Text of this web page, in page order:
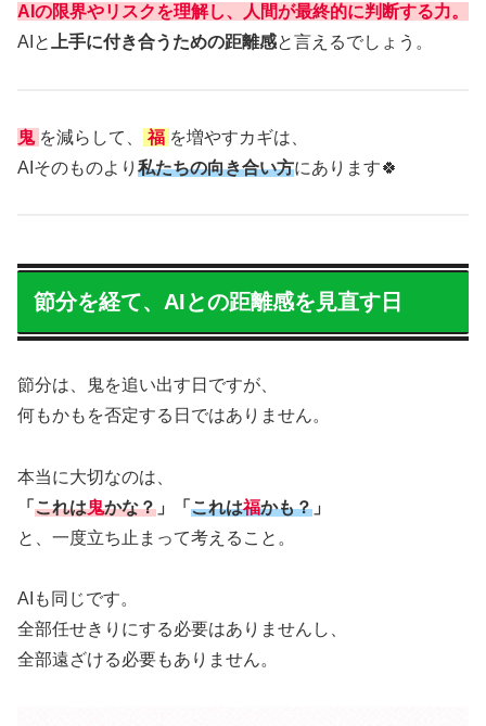
AIの限界やリスクを理解し、人間が最終的に判断する力。
AIと
上手に付き合うための距離感と言えるでしょう。
鬼 を減らして、 福 を増やすカギは、
AIそのものより 私たちの向き合い方にあります🍀
節分を経て、AIとの距離感を見直す日
節分は、鬼を追い出す日ですが、
何もかもを否定する日ではありません。
本当に大切なのは、
「 これは鬼かな？ 」「 これは福かも？ 」
と、一度立ち止まって考えること。
AIも同じです。
全部任せきりにする必要はありませんし、
全部遠ざける必要もありません。